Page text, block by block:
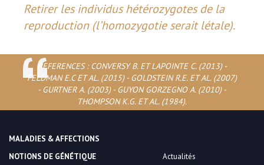
Retirer les individus hétérozygotes de la
reproduction (l’homozygotie serait létale).
REFERENCES : CONVERSY B. ET LAPOINTE C. (2013) -
FELDMAN E.C ET AL. (2015) - GOLDSTEIN R.E. ET AL. (2007)
- GURTNER A. (2003) - GUYON GORZEGNO A. (2010) -
THOMPSON K.G. ET AL. (1984).
MALADIES & AFFECTIONS
NOTIONS DE GÉNÉTIQUE
Actualités